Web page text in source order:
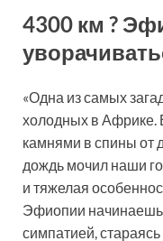
4300 км ?
«Одна из самых
холодных в Африке.
камнями в спины от
дождь мочил наши
и тяжелая
Эфиопии начинаешь
симпатией,